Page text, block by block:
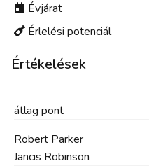
Évjárat
Érlelési potenciál
Értékelések
átlag pont
Robert Parker
Jancis Robinson